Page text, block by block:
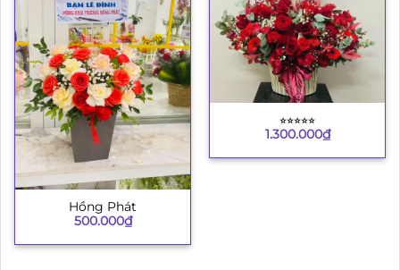
Hồng Phát
500.000₫
⭐︎⭐︎⭐︎⭐︎⭐︎
1.300.000₫